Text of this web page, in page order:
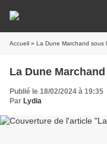
Accueil » La Dune Marchand sous
La Dune
Publié le 18/02/2024 à 19:35
Par Lydia